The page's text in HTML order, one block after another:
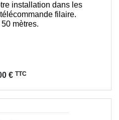
installation dans les
filaire.
mètres.
€ TTC